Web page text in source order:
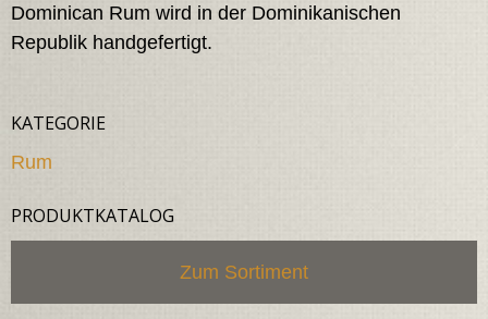
Dominican Rum wird in der Dominikanischen
Republik handgefertigt.
KATEGORIE
Rum
PRODUKTKATALOG
Zum Sortiment